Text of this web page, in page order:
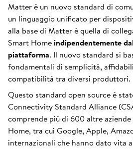
Matter è un nuovo standard di
un linguaggio unificato per
alla base di Matter è quella di
Smart Homeindipendentemente
piattaforma. Il nuovo standard si
fondamentali di semplicità,
compatibilità tra diversi produttori.
Questo standard open source è
Connectivity Standard Alliance
comprende più di 600 altre
Home, tra cui Google, Apple,
internazionali che hanno dato vita